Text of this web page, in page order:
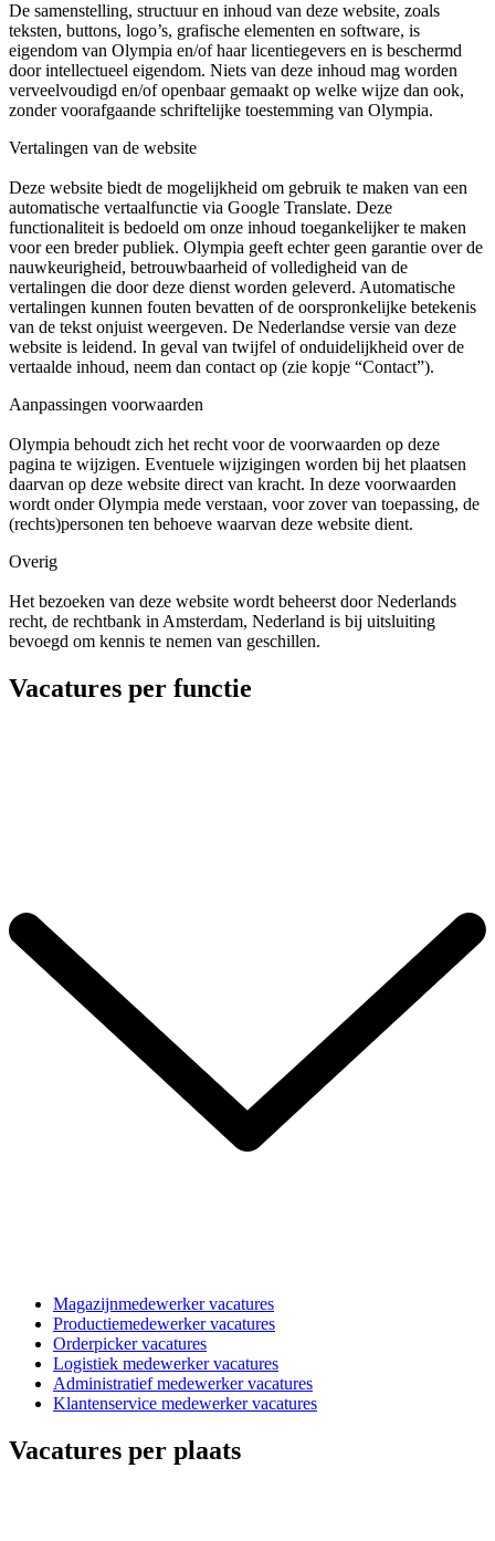
De samenstelling, structuur en inhoud van deze website, zoals
teksten, buttons, logo’s, grafische elementen en software, is
eigendom van Olympia en/of haar licentiegevers en is beschermd
door intellectueel eigendom. Niets van deze inhoud mag worden
verveelvoudigd en/of openbaar gemaakt op welke wijze dan ook,
zonder voorafgaande schriftelijke toestemming van Olympia.
Vertalingen van de website
Deze website biedt de mogelijkheid om gebruik te maken van een
automatische vertaalfunctie via Google Translate. Deze
functionaliteit is bedoeld om onze inhoud toegankelijker te maken
voor een breder publiek. Olympia geeft echter geen garantie over de
nauwkeurigheid, betrouwbaarheid of volledigheid van de
vertalingen die door deze dienst worden geleverd. Automatische
vertalingen kunnen fouten bevatten of de oorspronkelijke betekenis
van de tekst onjuist weergeven. De Nederlandse versie van deze
website is leidend. In geval van twijfel of onduidelijkheid over de
vertaalde inhoud, neem dan contact op (zie kopje “Contact”).
Aanpassingen voorwaarden
Olympia behoudt zich het recht voor de voorwaarden op deze
pagina te wijzigen. Eventuele wijzigingen worden bij het plaatsen
daarvan op deze website direct van kracht. In deze voorwaarden
wordt onder Olympia mede verstaan, voor zover van toepassing, de
(rechts)personen ten behoeve waarvan deze website dient.
Overig
Het bezoeken van deze website wordt beheerst door Nederlands
recht, de rechtbank in Amsterdam, Nederland is bij uitsluiting
bevoegd om kennis te nemen van geschillen.
Vacatures per functie
Magazijnmedewerker vacatures
Productiemedewerker vacatures
Orderpicker vacatures
Logistiek medewerker vacatures
Administratief medewerker vacatures
Klantenservice medewerker vacatures
Vacatures per plaats